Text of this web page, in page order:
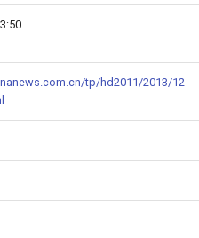
tp/hd2011/2013/12-